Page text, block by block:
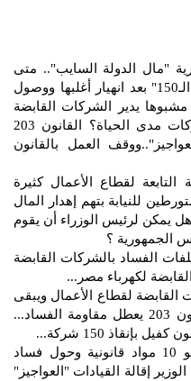
"مال الدولة السايب".. متى
يتم وقف مهزلة "الشركات القابضة الـ150" بعد انهيار أغلبها ووصول
مشبوها يدير الشركات القابضة
لقطاع الأعمال ويبقى رؤساء الشركات مدى الحياة؟ القانون 203
العمل بالقانون
لقطاع الأعمال كثيرة
للنيابة بتهم إهدار المال
يمكن لرئيس الوزراء أن يقوم
الجمهورية ؟
الفساد بالشركات القابضة
لكهرباء مصر...
القابضة لقطاع الأعمال ويبقى
رؤساء الشركات مدى الحياة؟ القانون 203 يعطل مقاومة الفساد...
150 شركة...
مخالفة شركات قطاع الأعمال لنحو 10 مواد قانونية وحول فساد
وحول اعتزام الوزير إقالة القيادات "العواجيز"